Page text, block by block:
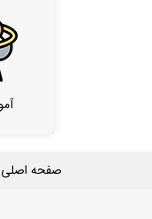
صفحه اصلی